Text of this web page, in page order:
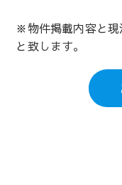
※物件掲載内容と現
と致します。